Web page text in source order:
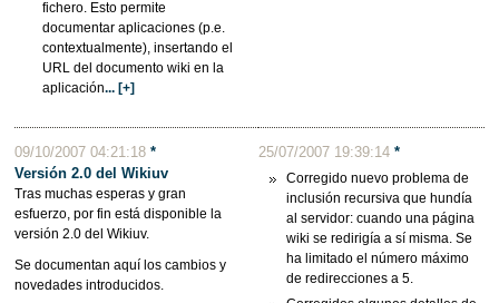
fichero. Esto permite
documentar aplicaciones (p.e.
contextualmente), insertando el
URL del documento wiki en la
aplicación... [+]
09/10/2007 04:21:18 *
Versión 2.0 del Wikiuv
Tras muchas esperas y gran
esfuerzo, por fin está disponible la
versión 2.0 del Wikiuv.
Se documentan aquí los cambios y
novedades introducidos.
25/07/2007 19:39:14*
Corregido nuevo problema de
inclusión recursiva que hundía
al servidor: cuando una página
wiki se redirigía a sí misma. Se
ha limitado el número máximo
de redirecciones a 5.